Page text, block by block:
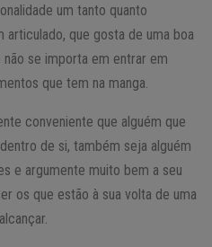
um tanto quanto
que gosta de uma boa
se importa em entrar em
que tem na manga.
conveniente que alguém que
de si, também seja alguém
e argumente muito bem a seu
os que estão à sua volta de uma